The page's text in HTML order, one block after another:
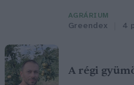
AGRÁRIUM
Greendex 4
A régi